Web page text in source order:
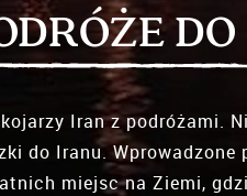
Iran z podróżami.
do Iranu.
miejsc na Ziemi,